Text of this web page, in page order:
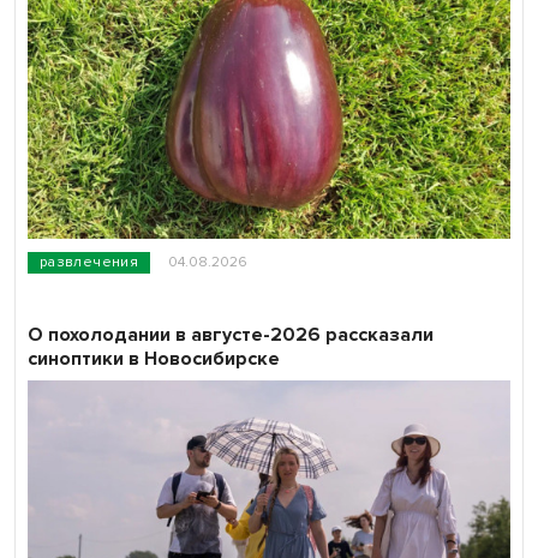
развлечения 04.08.2026
О похолодании в августе-2026 рассказали
синоптики в Новосибирске